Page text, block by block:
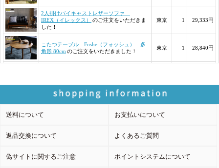
送料について お支払いについて
返品交換について よくあるご質問
偽サイトに関するご注意 ポイントシステムについて